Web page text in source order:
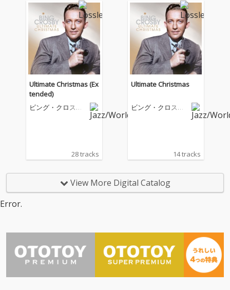
Ultimate Christmas (Ex
tended)
ビング・クロスビ
28 tracks
Ultimate Christmas
ビング・クロスビ
14 tracks
View More Digital Catalog
Error.